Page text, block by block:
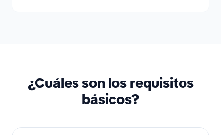
¿Cuáles son los requisitos
básicos?